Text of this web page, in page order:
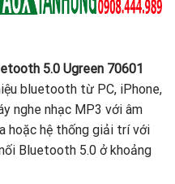
5.0 Ugreen 70601
bluetooth từ PC, iPhone,
nghe nhạc MP3 với âm
hoặc hệ thống giải trí với
Bluetooth 5.0 ở khoảng